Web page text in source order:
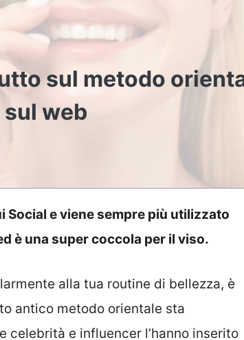
sul metodo
web
Social e viene sempre più utilizzato
è una super coccola per il viso.
alla tua routine di bellezza, è
antico metodo orientale sta
e influencer l’hanno inserito